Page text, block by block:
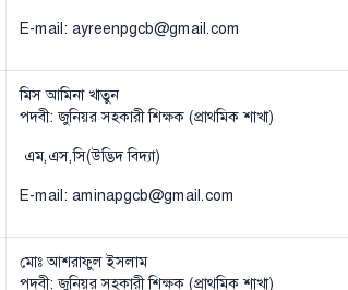
E-mail: ayreenpgcb@gmail.com
মিস আমিনা খাতুন
পদবী: জুনিয়র সহকারী শিক্ষক (প্রাথমিক শাখা)
এম,এস,সি(উদ্ভিদ বিদ্যা)
E-mail: aminapgcb@gmail.com
মোঃ আশরাফুল ইসলাম
পদবী: জুনিয়র সহকারী শিক্ষক (প্রাথমিক শাখা)